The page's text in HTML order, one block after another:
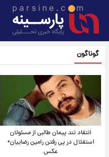
گوناگون
انتقاد تند پیمان طالبی از مسئولان
استقلال در پی رفتن رامین رضاییان+
عکس